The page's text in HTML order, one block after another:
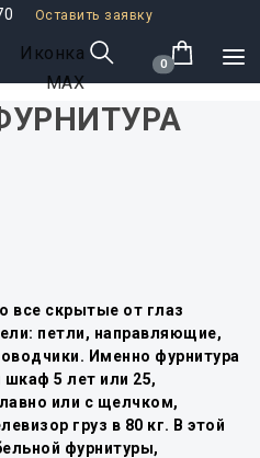
Оставить заявку
0
все скрытые от глаз
петли, направляющие,
Именно фурнитура
5 лет или 25,
или с щелчком,
груз в 80 кг. В этой
фурнитуры,